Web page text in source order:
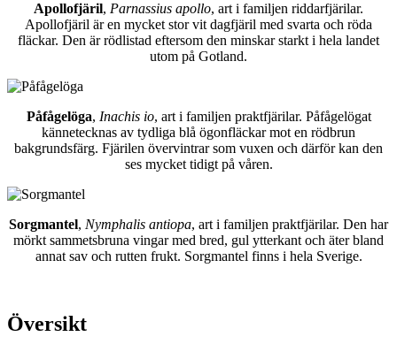
Apollofjäril, Parnassius apollo, art i familjen riddarfjärilar.
Apollofjäril är en mycket stor vit dagfjäril med svarta och röda
fläckar. Den är rödlistad eftersom den minskar starkt i hela landet
utom på Gotland.
Påfågelöga, Inachis io, art i familjen praktfjärilar. Påfågelögat
kännetecknas av tydliga blå ögonfläckar mot en rödbrun
bakgrundsfärg. Fjärilen övervintrar som vuxen och därför kan den
ses mycket tidigt på våren.
Sorgmantel, Nymphalis antiopa, art i familjen praktfjärilar. Den har
mörkt sammetsbruna vingar med bred, gul ytterkant och äter bland
annat sav och rutten frukt. Sorgmantel finns i hela Sverige.
Översikt